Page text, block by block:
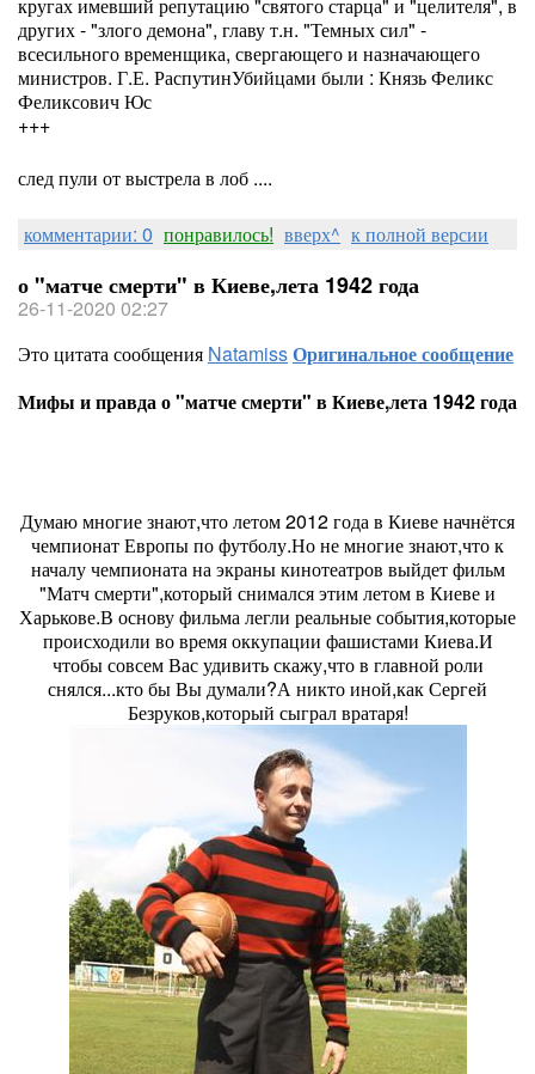
других - "злого демона", главу т.н. "Темных сил" -
всесильного временщика, свергающего и назначающего
министров. Г.Е. РаспутинУбийцами были : Князь Феликс
Феликсович Юс
+++
след пули от выстрела в лоб ....
комментарии: 0 понравилось! вверх^ к полной версии
о "матче смерти" в Киеве,лета 1942 года
26-11-2020 02:27
Это цитата сообщения NatamissОригинальное сообщение
Мифы и правда о "матче смерти" в Киеве,лета 1942 года
Думаю многие знают,что летом 2012 года в Киеве начнётся
чемпионат Европы по футболу.Но не многие знают,что к
началу чемпионата на экраны кинотеатров выйдет фильм
"Матч смерти",который снимался этим летом в Киеве и
Харькове.В основу фильма легли реальные события,которые
происходили во время оккупации фашистами Киева.И
чтобы совсем Вас удивить скажу,что в главной роли
снялся...кто бы Вы думали?А никто иной,как Сергей
Безруков,который сыграл вратаря!